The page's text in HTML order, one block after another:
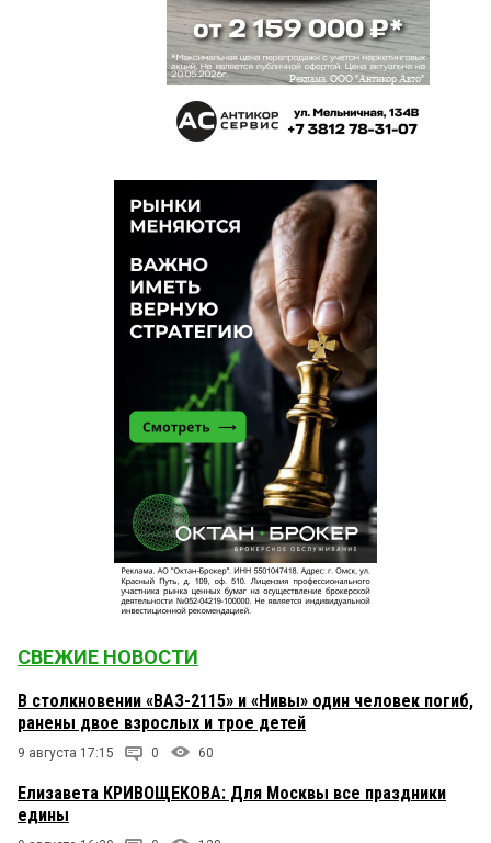
СВЕЖИЕ НОВОСТИ
В столкновении «ВАЗ-2115» и «Нивы» один человек погиб,
ранены двое взрослых и трое детей
9 августа 17:15 0 60
Елизавета КРИВОЩЕКОВА: Для Москвы все праздники
едины